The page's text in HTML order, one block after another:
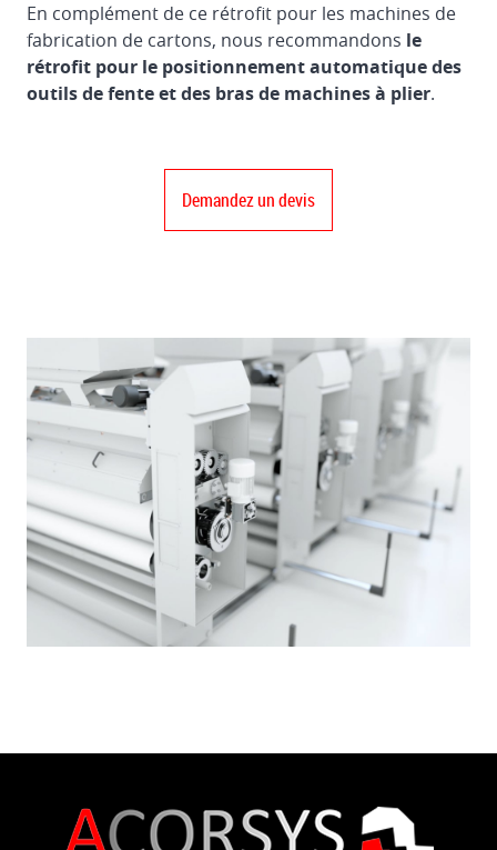
En complément de ce rétrofit pour les machines de
fabrication de cartons, nous recommandons le
rétrofit pour le positionnement automatique des
outils de fente et des bras de machines à plier.
Demandez un devis